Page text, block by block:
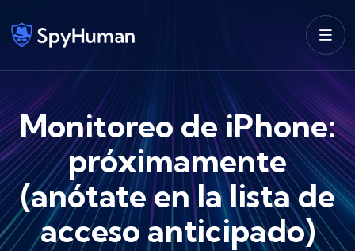
Monitoreo de iPhone:
próximamente
(anótate en la lista de
acceso anticipado)